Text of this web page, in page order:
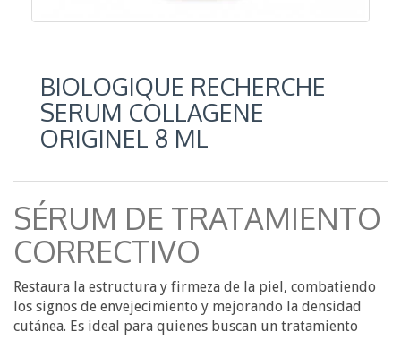
BIOLOGIQUE RECHERCHE
SERUM COLLAGENE
ORIGINEL 8 ML
SÉRUM DE TRATAMIENTO
CORRECTIVO
Restaura la estructura y firmeza de la piel, combatiendo
los signos de envejecimiento y mejorando la densidad
cutánea. Es ideal para quienes buscan un tratamiento